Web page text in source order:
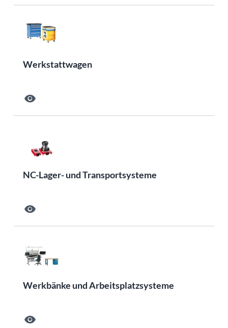
Werkstattwagen
visibility
NC-Lager- und Transportsysteme
visibility
Werkbänke und Arbeitsplatzsysteme
visibility